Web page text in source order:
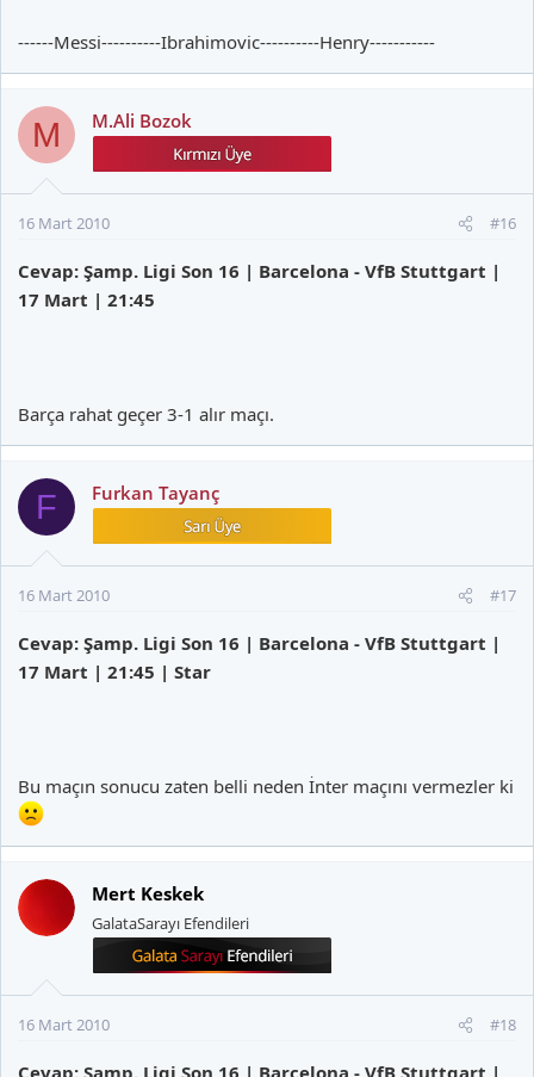
------Messi----------Ibrahimovic----------Henry-----------
M M.Ali Bozok
16 Mart 2010 #16
Cevap: Şamp. Ligi Son 16 | Barcelona - VfB Stuttgart |
17 Mart | 21:45
Barça rahat geçer 3-1 alır maçı.
F Furkan Tayanç
16 Mart 2010 #17
Cevap: Şamp. Ligi Son 16 | Barcelona - VfB Stuttgart |
17 Mart | 21:45 | Star
Bu maçın sonucu zaten belli neden İnter maçını vermezler ki
Mert Keskek
GalataSarayı Efendileri
16 Mart 2010 #18
Cevap: Şamp. Ligi Son 16 | Barcelona - VfB Stuttgart |